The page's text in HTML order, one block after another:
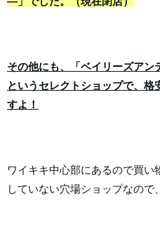
その他にも、「ベイリーズアン
というセレクトショップで、格
すよ！
ワイキキ中心部にあるので買い
していない穴場ショップなので